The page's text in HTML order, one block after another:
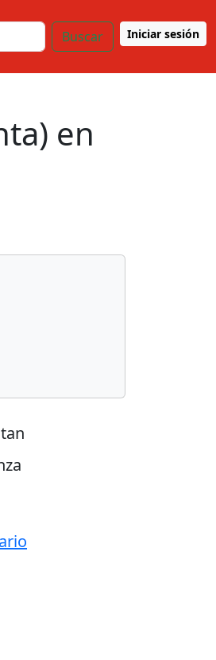
Buscar Iniciar sesión
en